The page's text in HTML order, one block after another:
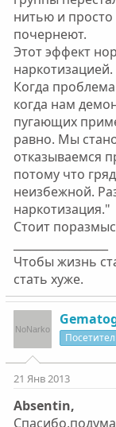
нитью и просто
почернеют.
Этот эффект
наркотизацией.
Когда проблема
когда нам
пугающих
равно. Мы
отказываемся
потому что
неизбежной.
наркотизация."
Стоит
Чтобы жизнь
стать хуже.
21 Янв 2013
Absentin,